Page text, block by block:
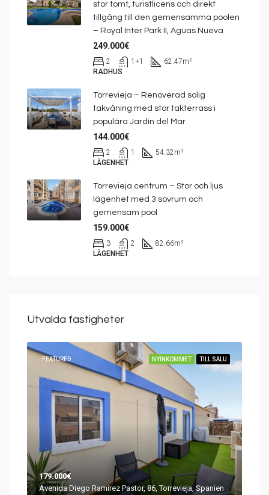
stor tomt, turistlicens och direkt
tillgång till den gemensamma poolen
– Royal Inter Park II, Aguas Nueva
249.000€
2 1+1 62.47m²
RADHUS
Torrevieja – Renoverad solig
takvåning med stor takterrass i
populära Jardín del Mar
144.000€
2 1 54.32m²
LÄGENHET
Torrevieja centrum – Stor och ljus
lägenhet med 3 sovrum och
gemensam pool
159.000€
3 2 82.66m²
LÄGENHET
Utvalda fastigheter
NYINKOMMET TILL SALU
FEATURED
179.000€
Avenida Diego Ramírez Pastor, 86, Torrevieja, Spanien